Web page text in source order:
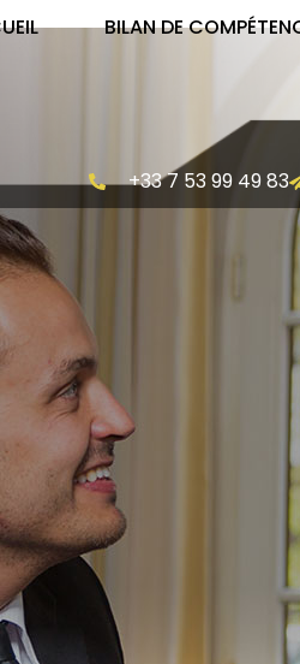
BILAN DE
+33 7 53 99 49 83